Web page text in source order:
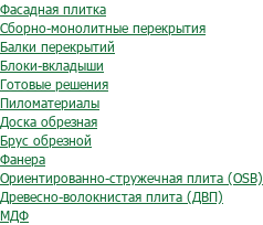
Фасадная плитка
Сборно-монолитные перекрытия
Балки перекрытий
Блоки-вкладыши
Готовые решения
Пиломатериалы
Доска обрезная
Брус обрезной
Фанера
Ориентированно-стружечная плита (OSB)
Древесно-волокнистая плита (ДВП)
МДФ